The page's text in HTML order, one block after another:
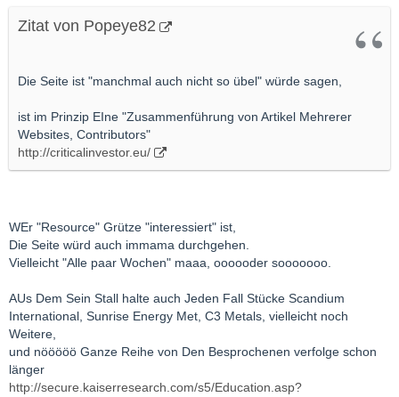
Zitat von Popeye82
Die Seite ist "manchmal auch nicht so übel" würde sagen,
ist im Prinzip EIne "Zusammenführung von Artikel Mehrerer
Websites, Contributors"
http://criticalinvestor.eu/
WEr "Resource" Grütze "interessiert" ist,
Die Seite würd auch immama durchgehen.
Vielleicht "Alle paar Wochen" maaa, oooooder sooooooo.
AUs Dem Sein Stall halte auch Jeden Fall Stücke Scandium
International, Sunrise Energy Met, C3 Metals, vielleicht noch
Weitere,
und nööööö Ganze Reihe von Den Besprochenen verfolge schon
länger
http://secure.kaiserresearch.com/s5/Education.asp?